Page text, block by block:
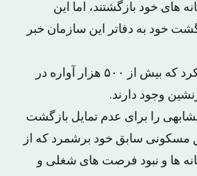
های خود بازگشتند، اما این
خود به دفاتر این سازمان خبر
او همچنین اشاره کرد که بیش از ۵۰۰ هزار آواره در
را برای عدم تمایل بازگشت
مسکونی سابق خود برشمرد که از
ها و نبود فرصت های شغلی و